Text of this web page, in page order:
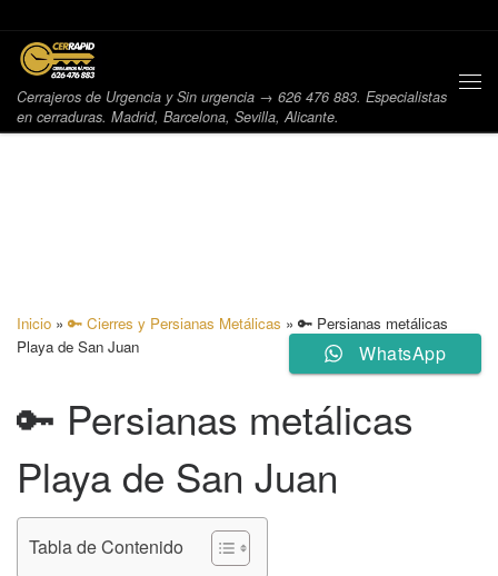
Cerrajeros de Urgencia y Sin urgencia → 626 476 883. Especialistas
en cerraduras. Madrid, Barcelona, Sevilla, Alicante.
Inicio » 🔑 Cierres y Persianas Metálicas » 🔑 Persianas metálicas
Playa de San Juan
🔑 Persianas metálicas
Playa de San Juan
Tabla de Contenido
WhatsApp